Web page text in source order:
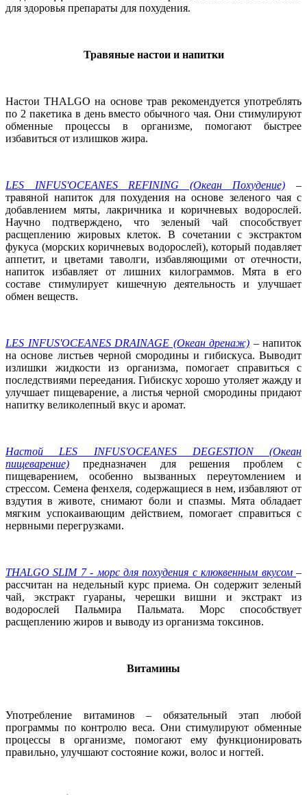
для здоровья препараты для похудения.
Травяные настои и напитки
Настои THALGO на основе трав рекомендуется употреблять
по 2 пакетика в день вместо обычного чая. Они стимулируют
обменные процессы в организме, помогают быстрее
избавиться от излишков жира.
LES INFUS'OCEANES REFINING (Океан Похудение) –
травяной напиток для похудения на основе зеленого чая с
добавлением мяты, лакричника и коричневых водорослей.
Научно подтверждено, что зеленый чай способствует
расщеплению жировых клеток. В сочетании с экстрактом
фукуса (морских коричневых водорослей), который подавляет
аппетит, и цветами таволги, избавляющими от отечности,
напиток избавляет от лишних килограммов. Мята в его
составе стимулирует кишечную деятельность и улучшает
обмен веществ.
LES INFUS'OCEANES DRAINAGE (Океан дренаж) – напиток
на основе листьев черной смородины и гибискуса. Выводит
излишки жидкости из организма, помогает справиться с
последствиями переедания. Гибискус хорошо утоляет жажду и
улучшает пищеварение, а листья черной смородины придают
напитку великолепный вкус и аромат.
Настой LES INFUS'OCEANES DEGESTION (Океан
пищеварение) предназначен для решения проблем с
пищеварением, особенно вызванных переутомлением и
стрессом. Семена фенхеля, содержащиеся в нем, избавляют от
вздутия в животе, снимают боли и спазмы. Мята обладает
мягким успокаивающим действием, помогает справиться с
нервными перегрузками.
THALGO SLIM 7 - морс для похудения с клюквенным вкусом –
рассчитан на недельный курс приема. Он содержит зеленый
чай, экстракт гуараны, черешки вишни и экстракт из
водорослей Пальмира Пальмата. Морс способствует
расщеплению жиров и выводу из организма токсинов.
Витамины
Употребление витаминов – обязательный этап любой
программы по контролю веса. Они стимулируют обменные
процессы в организме, помогают ему функционировать
правильно, улучшают состояние кожи, волос и ногтей.